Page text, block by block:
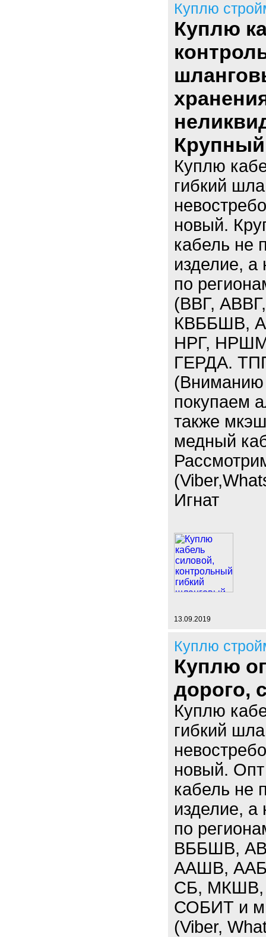
Куплю
Куплю
Крупный
Куплю
гибкий
новый.
кабель не
изделие,
по
(ВВГ,
КВББШВ,
НРГ,
ГЕРДА.
(Вниманию
покупаем
также
медный
Игнат
13.09.2019
Куплю
Куплю
дорого,
Куплю
гибкий
новый.
кабель не
изделие,
по
ВББШВ,
ААШВ,
СБ, МКШВ,
СОБИТ и
(Viber,